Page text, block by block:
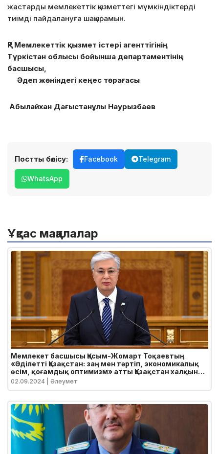
жастарды мемлекеттік қызметтегі мүмкіндіктерді
тиімді пайдалануға шақырамын.
ҚР Мемлекеттік қызмет істері агенттігінің
Түркістан облысы бойынша департаментінің
басшысы,
Әдеп жөніндегі кеңес төрағасы
Абылайхан Дағыстанұлы Наурызбаев
Постты бөлісу: Facebook Telegram
WhatsApp
Ұқсас мақалалар
Мемлекет басшысы Қасым-Жомарт Тоқаевтың
«Әділетті Қазақстан: заң мен тәртіп, экономикалық
өсім, қоғамдық оптимизм» атты Қазақстан халқына
Жолдауы
02.09.2024 | Әлеумет